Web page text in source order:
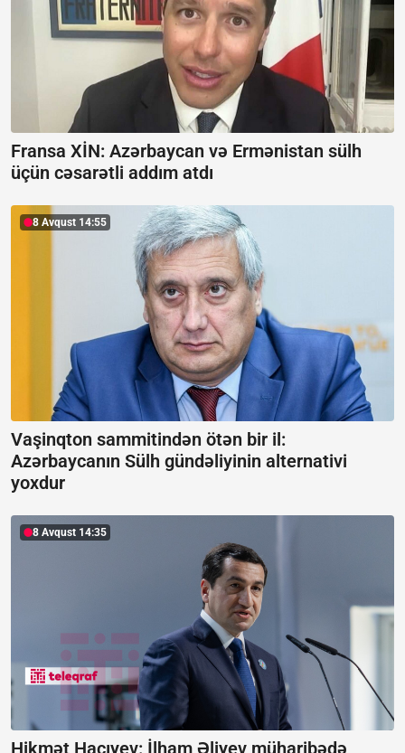
Fransa XİN: Azərbaycan və Ermənistan sülh
üçün cəsarətli addım atdı
8 Avqust 14:55
Vaşinqton sammitindən ötən bir il:
Azərbaycanın Sülh gündəliyinin alternativi
yoxdur
8 Avqust 14:35